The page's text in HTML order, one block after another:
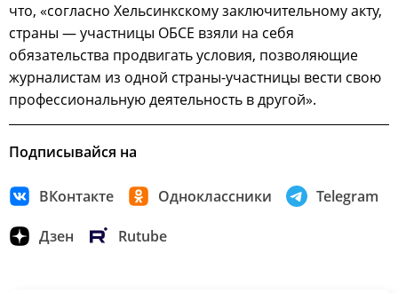
что, «согласно Хельсинкскому заключительному акту,
страны — участницы ОБСЕ взяли на себя
обязательства продвигать условия, позволяющие
журналистам из одной страны-участницы вести свою
профессиональную деятельность в другой».
Подписывайся на
ВКонтакте Одноклассники Telegram
Дзен Rutube